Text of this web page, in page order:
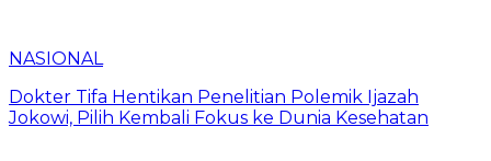
NASIONAL
Dokter Tifa Hentikan Penelitian Polemik Ijazah
Jokowi, Pilih Kembali Fokus ke Dunia Kesehatan